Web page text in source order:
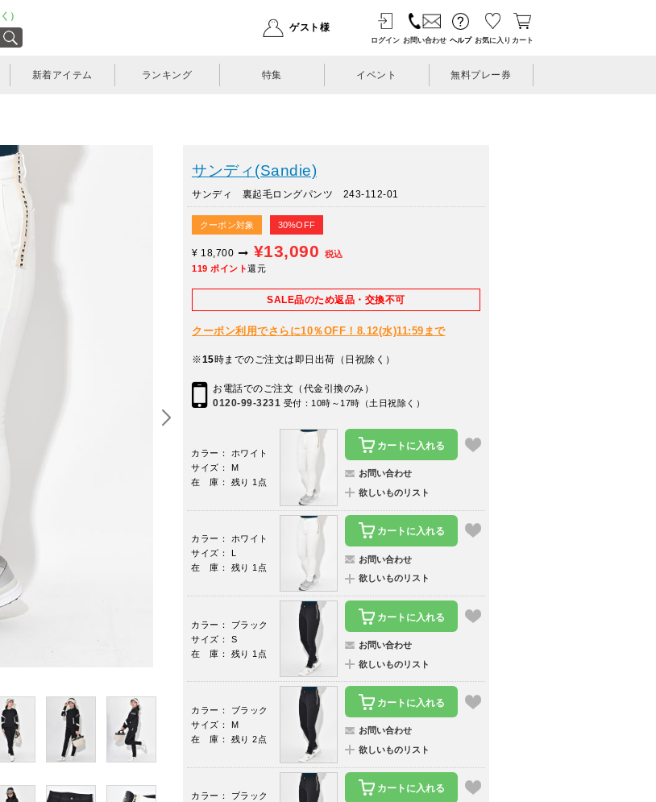
）
ゲスト様
ログイン お問い合わせ ヘルプ お気に入り カート
新着アイテム ランキング 特集 イベント 無料プレー券
サンディ(Sandie)
サンディ 裏起毛ロングパンツ 243-112-01
クーポン対象 30%OFF
¥ 18,700 ¥13,090
税込
119 ポイント還元
SALE品のため返品・交換不可
クーポン利用でさらに10％OFF！8.12(水)11:59まで
※15時までのご注文は即日出荷（日祝除く）
お電話でのご注文（代金引換のみ）
0120-99-3231 受付：10時～17時（土日祝除く）
カラー： ホワイト
サイズ： M
在 庫： 残り 1点
カートに入れる
お問い合わせ
欲しいものリスト
カラー： ホワイト
サイズ： L
在 庫： 残り 1点
カートに入れる
お問い合わせ
欲しいものリスト
カラー： ブラック
サイズ： S
在 庫： 残り 1点
カートに入れる
お問い合わせ
欲しいものリスト
カラー： ブラック
サイズ： M
在 庫： 残り 2点
カートに入れる
お問い合わせ
欲しいものリスト
カラー： ブラック
カートに入れる